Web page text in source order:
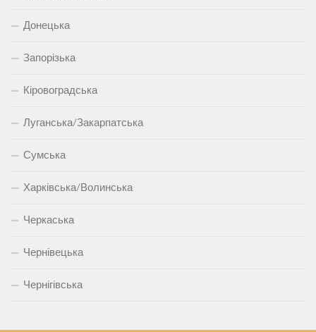
Донецька
Запорізька
Кіровоградська
Луганська/Закарпатська
Сумська
Харківська/Волинська
Черкаська
Чернівецька
Чернігівська